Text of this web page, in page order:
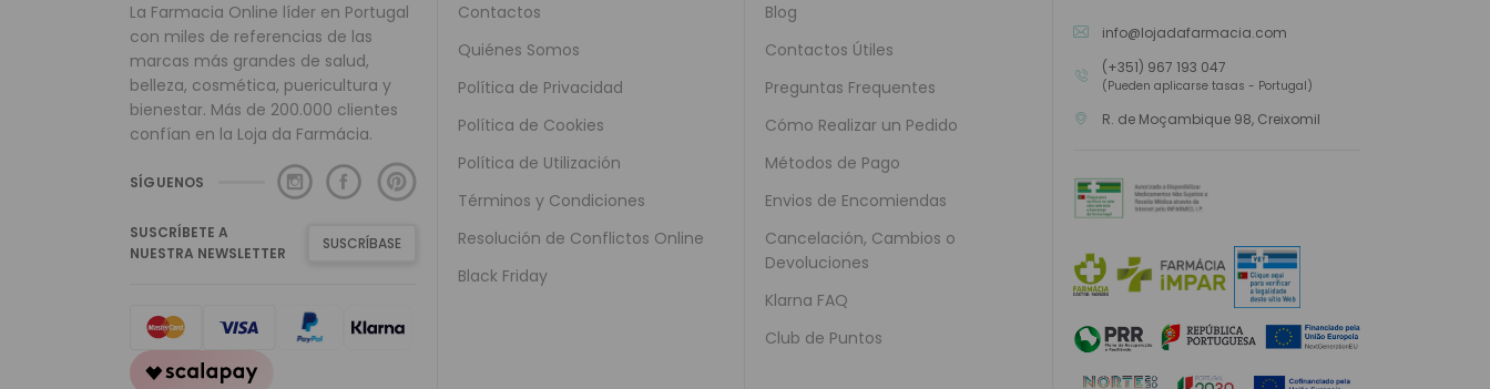
La Farmacia Online líder en Portugal
con miles de referencias de las
marcas más grandes de salud,
belleza, cosmética, puericultura y
bienestar. Más de 200.000 clientes
confían en la Loja da Farmácia.
SÍGUENOS
SUSCRÍBETE A
NUESTRA NEWSLETTER
SUSCRÍBASE
Contactos
Quiénes Somos
Política de Privacidad
Política de Cookies
Política de Utilización
Términos y Condiciones
Resolución de Conflictos Online
Black Friday
Blog
Contactos Útiles
Preguntas Frequentes
Cómo Realizar un Pedido
Métodos de Pago
Envios de Encomiendas
Cancelación, Cambios o
Devoluciones
Klarna FAQ
Club de Puntos
info@lojadafarmacia.com
(+351) 967 193 047
(Pueden aplicarse tasas - Portugal)
R. de Moçambique 98, Creixomil